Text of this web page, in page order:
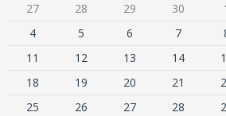
27
28 29 30
4
5 6 7
11
12 13 14
18
19 20 21
25
26 27 28